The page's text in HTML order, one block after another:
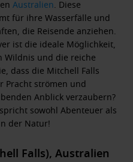
Australien. Diese
für ihre Wasserfälle und
die Reisende anziehen.
ist die ideale Möglichkeit,
Wildnis und die reiche
dass die Mitchell Falls
Pracht strömen und
Anblick verzaubern?
sowohl Abenteuer als
der Natur!
Falls), Australien